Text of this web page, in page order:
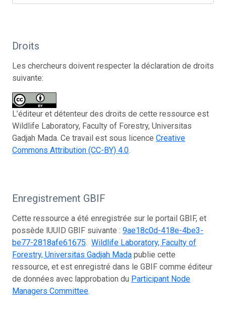
Droits
Les chercheurs doivent respecter la déclaration de droits
suivante:
L’éditeur et détenteur des droits de cette ressource est
Wildlife Laboratory, Faculty of Forestry, Universitas
Gadjah Mada. Ce travail est sous licence Creative
Commons Attribution (CC-BY) 4.0.
Enregistrement GBIF
Cette ressource a été enregistrée sur le portail GBIF, et
possède lUUID GBIF suivante : 9ae18c0d-418e-4be3-
be77-2818afe61675. Wildlife Laboratory, Faculty of
Forestry, Universitas Gadjah Mada publie cette
ressource, et est enregistré dans le GBIF comme éditeur
de données avec lapprobation du Participant Node
Managers Committee.